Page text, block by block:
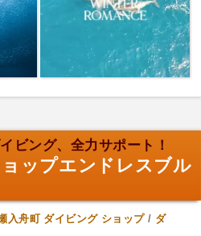
ビング、全力サポート！
ップエンドレスブル
入舟町 ダイビング ショップ/ ダ